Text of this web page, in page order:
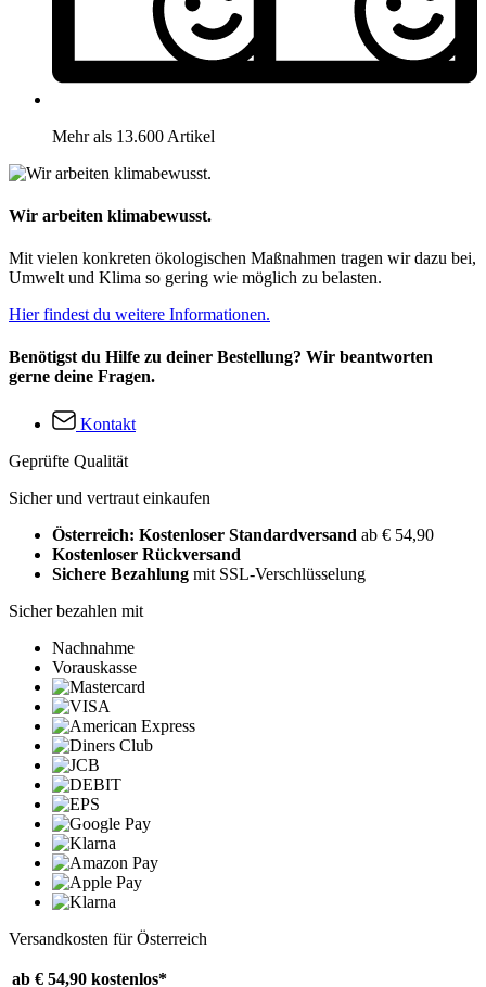
Mehr als 13.600 Artikel
Wir arbeiten klimabewusst.
Mit vielen konkreten ökologischen Maßnahmen tragen wir dazu bei,
Umwelt und Klima so gering wie möglich zu belasten.
Hier findest du weitere Informationen.
Benötigst du Hilfe zu deiner Bestellung? Wir beantworten
gerne deine Fragen.
Kontakt
Geprüfte Qualität
Sicher und vertraut einkaufen
Österreich: Kostenloser Standardversand ab € 54,90
Kostenloser Rückversand
Sichere Bezahlung mit SSL-Verschlüsselung
Sicher bezahlen mit
Nachnahme
Vorauskasse
Versandkosten für Österreich
ab € 54,90 kostenlos*